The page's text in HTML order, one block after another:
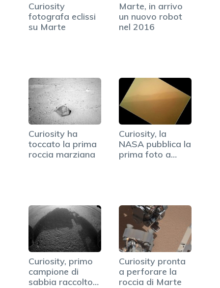
Curiosity
fotografa eclissi
su Marte
Marte, in arrivo
un nuovo robot
nel 2016
Curiosity ha
toccato la prima
roccia marziana
Curiosity, la
NASA pubblica la
prima foto a
Curiosity, primo
campione di
sabbia raccolto
Curiosity pronta
a perforare la
roccia di Marte